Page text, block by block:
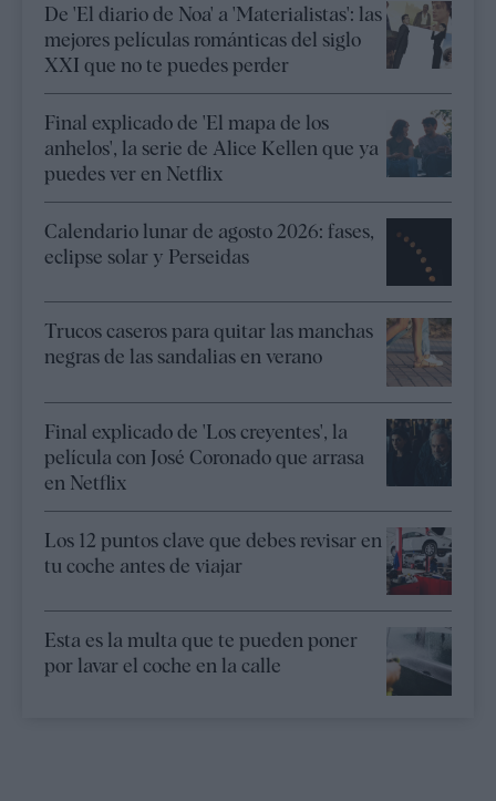
De 'El diario de Noa' a 'Materialistas': las
mejores películas románticas del siglo
XXI que no te puedes perder
Final explicado de 'El mapa de los
anhelos', la serie de Alice Kellen que ya
puedes ver en Netflix
Calendario lunar de agosto 2026: fases,
eclipse solar y Perseidas
Trucos caseros para quitar las manchas
negras de las sandalias en verano
Final explicado de 'Los creyentes', la
película con José Coronado que arrasa
en Netflix
Los 12 puntos clave que debes revisar en
tu coche antes de viajar
Esta es la multa que te pueden poner
por lavar el coche en la calle